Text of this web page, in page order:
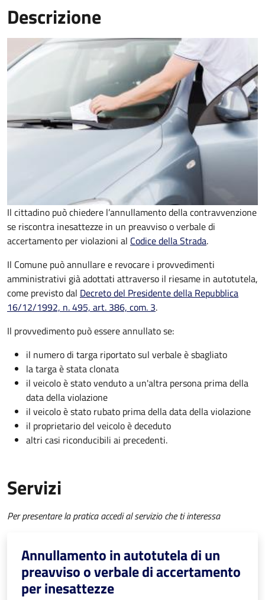
Descrizione
Il cittadino può chiedere l’annullamento della contravvenzione
se riscontra inesattezze in un preavviso o verbale di
accertamento per violazioni al Codice della Strada.
Il Comune può annullare e revocare i provvedimenti
amministrativi già adottati attraverso il riesame in autotutela,
come previsto dal Decreto del Presidente della Repubblica
16/12/1992, n. 495, art. 386, com. 3.
Il provvedimento può essere annullato se:
il numero di targa riportato sul verbale è sbagliato
la targa è stata clonata
il veicolo è stato venduto a un'altra persona prima della
data della violazione
il veicolo è stato rubato prima della data della violazione
il proprietario del veicolo è deceduto
altri casi riconducibili ai precedenti.
Servizi
Per presentare la pratica accedi al servizio che ti interessa
Annullamento in autotutela di un
preavviso o verbale di accertamento
per inesattezze